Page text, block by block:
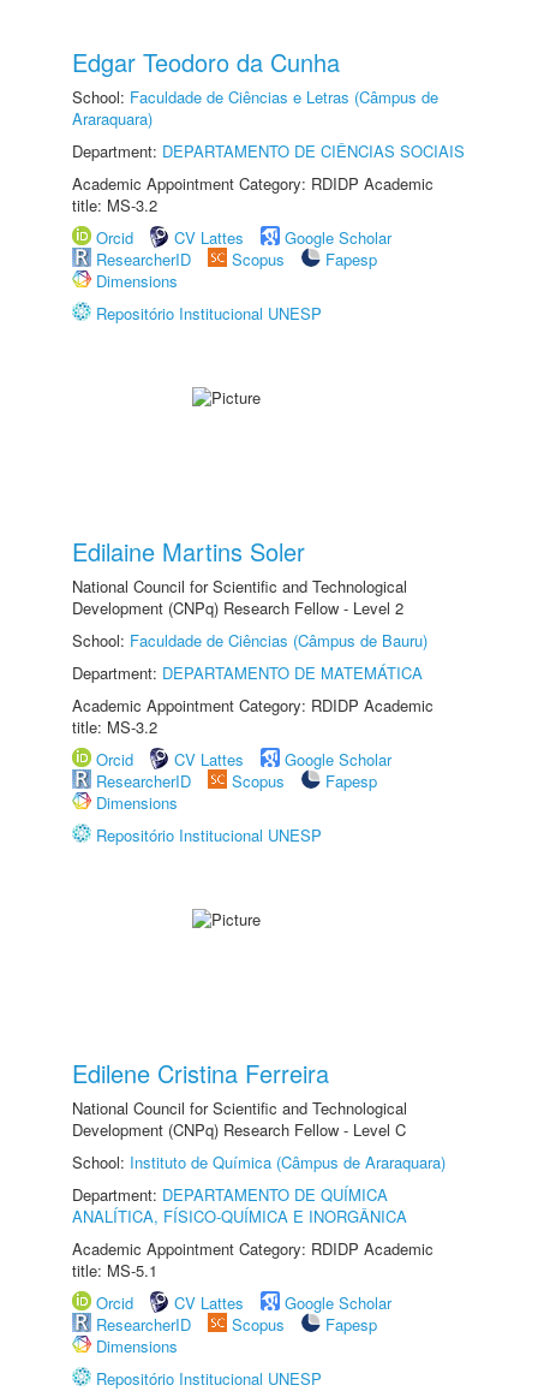
Edgar Teodoro da Cunha
School: Faculdade de Ciências e Letras (Câmpus de
Araraquara)
Department: DEPARTAMENTO DE CIÊNCIAS SOCIAIS
Academic Appointment Category: RDIDP Academic
title: MS-3.2
Orcid
CV Lattes
Google Scholar
ResearcherID
Scopus
Fapesp
Dimensions
Repositório Institucional UNESP
Edilaine Martins Soler
National Council for Scientific and Technological
Development (CNPq) Research Fellow - Level 2
School: Faculdade de Ciências (Câmpus de Bauru)
Department: DEPARTAMENTO DE MATEMÁTICA
Academic Appointment Category: RDIDP Academic
title: MS-3.2
Orcid
CV Lattes
Google Scholar
ResearcherID
Scopus
Fapesp
Dimensions
Repositório Institucional UNESP
Edilene Cristina Ferreira
National Council for Scientific and Technological
Development (CNPq) Research Fellow - Level C
School: Instituto de Química (Câmpus de Araraquara)
Department: DEPARTAMENTO DE QUÍMICA
ANALÍTICA, FÍSICO-QUÍMICA E INORGÂNICA
Academic Appointment Category: RDIDP Academic
title: MS-5.1
Orcid
CV Lattes
Google Scholar
ResearcherID
Scopus
Fapesp
Dimensions
Repositório Institucional UNESP